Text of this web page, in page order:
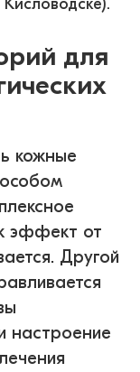
для
кожные
эффект от
Другой
настроение